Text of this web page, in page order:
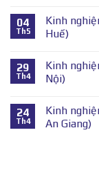
04
Th5
Kinh
Huế)
29
Th4
Kinh
Nội)
24
Th4
Kinh
An Giang)